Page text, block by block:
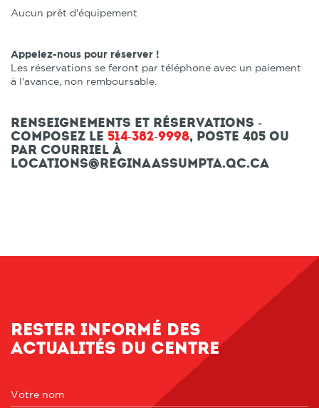
Aucun prêt d'équipement
Appelez-nous pour réserver !
Les réservations se feront par téléphone avec un paiement
à l'avance, non remboursable.
Renseignements et réservations -
Composez le 514-382-9998, poste 405 ou
par courriel à
locations@reginaassumpta.qc.ca
Rester informé des
actualités du centre